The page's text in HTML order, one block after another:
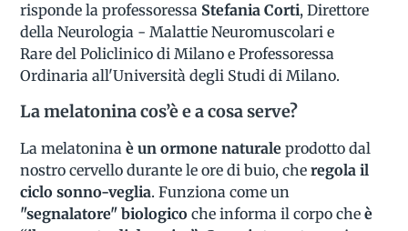
risponde la professoressa Stefania Corti, Direttore
della Neurologia - Malattie Neuromuscolari e
Rare del Policlinico di Milano e Professoressa
Ordinaria all'Università degli Studi di Milano.
La melatonina cos’è e a cosa serve?
La melatoninaè un ormone naturaleprodotto dal
nostro cervello durante le ore di buio, cheregola il
ciclo sonno-veglia. Funziona come un
"segnalatore" biologico che informa il corpo cheè